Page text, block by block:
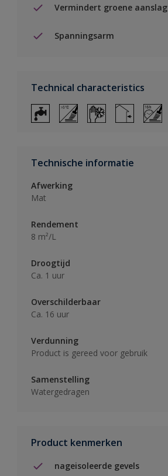
Vermindert groene aanslag
Spanningsarm
Technical characteristics
Technische informatie
Afwerking
Mat
Rendement
8 m²/L
Droogtijd
Ca. 1 uur
Overschilderbaar
Ca. 16 uur
Verdunning
Product is gereed voor gebruik
Samenstelling
Watergedragen
Product kenmerken
nageisoleerde gevels